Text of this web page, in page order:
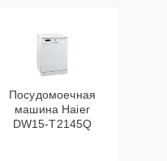
Посудомоечная
машина Haier
DW15-T2145Q